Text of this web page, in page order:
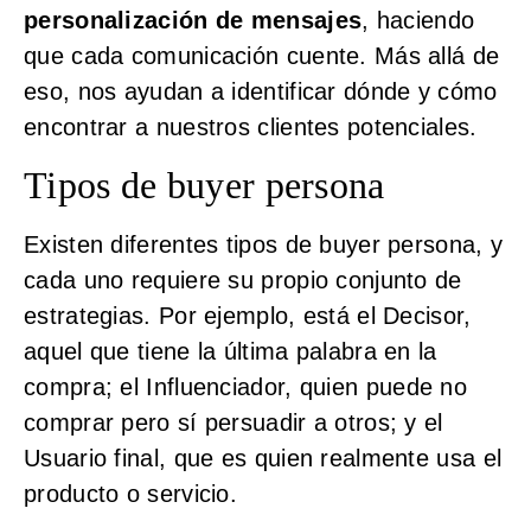
personalización de mensajes, haciendo
que cada comunicación cuente. Más allá de
eso, nos ayudan a identificar dónde y cómo
encontrar a nuestros clientes potenciales.
Tipos de buyer persona
Existen diferentes tipos de buyer persona, y
cada uno requiere su propio conjunto de
estrategias. Por ejemplo, está el Decisor,
aquel que tiene la última palabra en la
compra; el Influenciador, quien puede no
comprar pero sí persuadir a otros; y el
Usuario final, que es quien realmente usa el
producto o servicio.